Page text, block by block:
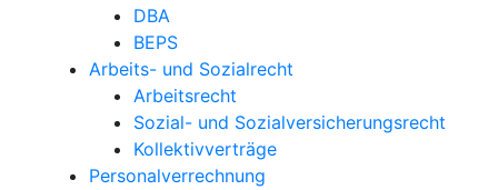
DBA
BEPS
Arbeits- und Sozialrecht
Arbeitsrecht
Sozial- und Sozialversicherungsrecht
Kollektivverträge
Personalverrechnung